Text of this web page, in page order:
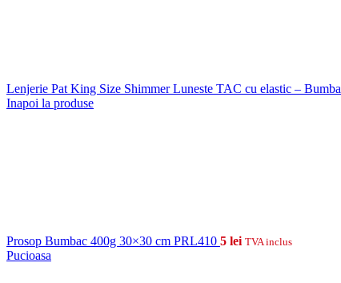
Lenjerie Pat King Size Shimmer Luneste TAC cu elastic –
Inapoi la produse
Prosop Bumbac 400g 30×30 cm PRL410 5 lei TVA inclus
Pucioasa